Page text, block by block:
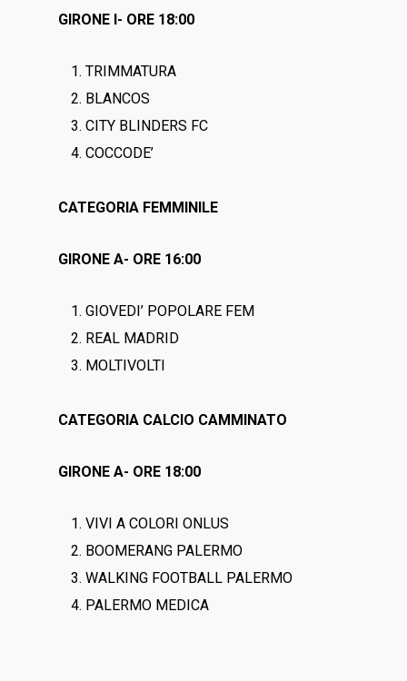
GIRONE I- ORE 18:00
TRIMMATURA
BLANCOS
CITY BLINDERS FC
COCCODE’
CATEGORIA FEMMINILE
GIRONE A- ORE 16:00
GIOVEDI’ POPOLARE FEM
REAL MADRID
MOLTIVOLTI
CATEGORIA CALCIO CAMMINATO
GIRONE A- ORE 18:00
VIVI A COLORI ONLUS
BOOMERANG PALERMO
WALKING FOOTBALL PALERMO
PALERMO MEDICA